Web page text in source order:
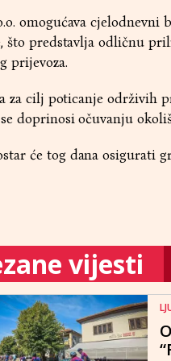
omogućava
što predstavlja odličnu
prijevoza.
za cilj poticanje održivih
doprinosi očuvanju
će tog dana osigurati
vijesti